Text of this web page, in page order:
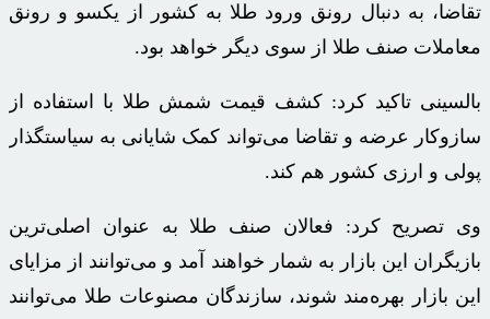
تقاضا، به دنبال رونق ورود طلا به کشور از یکسو و رونق
معاملات صنف طلا از سوی دیگر خواهد بود.
بالسینی تاکید کرد: کشف قیمت شمش طلا با استفاده از
سازوکار عرضه و تقاضا می‌تواند کمک شایانی به سیاستگذار
پولی و ارزی کشور هم کند.
وی تصریح کرد: فعالان صنف طلا به عنوان اصلی‌ترین
بازیگران این بازار به شمار خواهند آمد و می‌توانند از مزایای
این بازار بهره‌مند شوند، سازندگان مصنوعات طلا می‌توانند